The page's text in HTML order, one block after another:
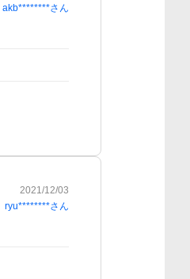
akb********さん
2021/12/03
ryu********さん